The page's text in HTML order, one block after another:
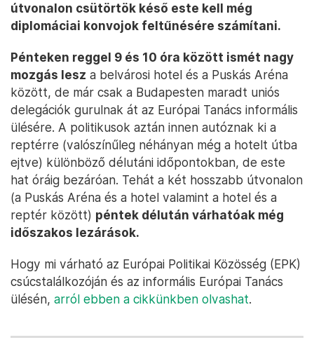
útvonalon csütörtök késő este kell még
diplomáciai konvojok feltűnésére számítani.
Pénteken reggel 9 és 10 óra között ismét nagy
mozgás lesz a belvárosi hotel és a Puskás Aréna
között, de már csak a Budapesten maradt uniós
delegációk gurulnak át az Európai Tanács informális
ülésére. A politikusok aztán innen autóznak ki a
reptérre (valószínűleg néhányan még a hotelt útba
ejtve) különböző délutáni időpontokban, de este
hat óráig bezáróan. Tehát a két hosszabb útvonalon
(a Puskás Aréna és a hotel valamint a hotel és a
reptér között) péntek délután várhatóak még
időszakos lezárások.
Hogy mi várható az Európai Politikai Közösség (EPK)
csúcstalálkozóján és az informális Európai Tanács
ülésén, arról ebben a cikkünkben olvashat.